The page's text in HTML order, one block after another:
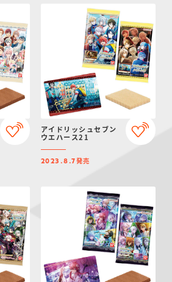
アイドリッシュセブン
ウエハース21
2023.8.7発売